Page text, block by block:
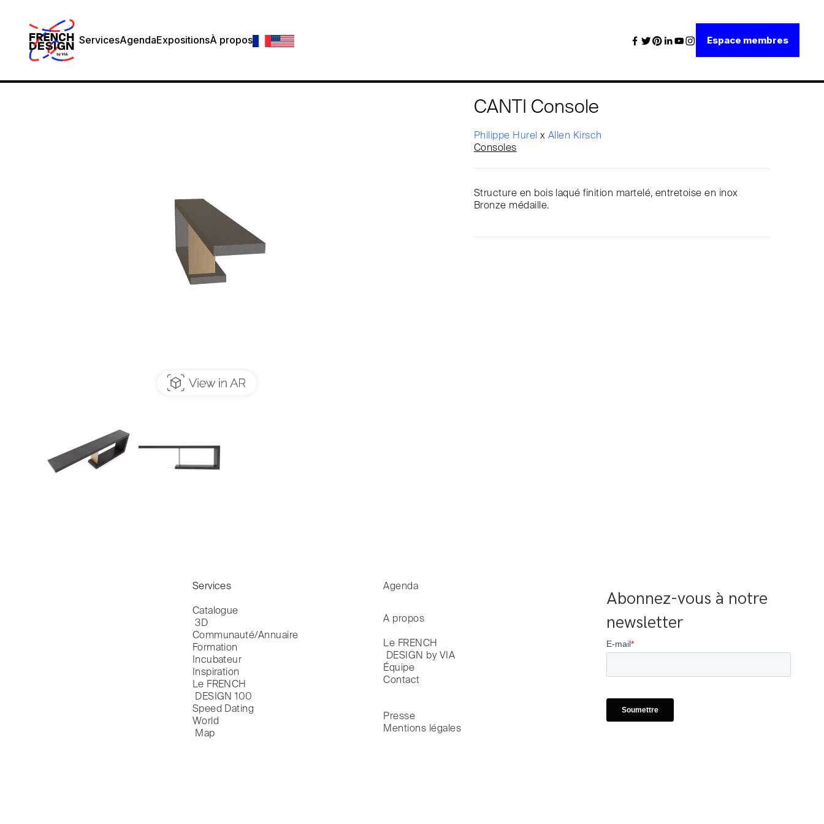
ServicesAgendaExpositionsÀ propos Espace membres
CANTI Console
Philippe Hurelx Allen Kirsch
Consoles
Structure en bois laqué finition martelé, entretoise en inox
Bronze médaille.
Abonnez-vous à notre
newsletter
Services
Catalogue
3D
Communauté/Annuaire
Formation
Incubateur
Inspiration
Le FRENCH
DESIGN 100
Speed Dating
World
Map
Agenda
A propos
Le FRENCH
DESIGN by VIA
Équipe
Contact
Presse
Mentions légales